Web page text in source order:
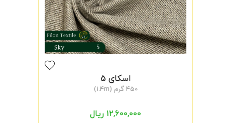
اسکای 5
450 گرم (1.4m)
12,600,000 ریال